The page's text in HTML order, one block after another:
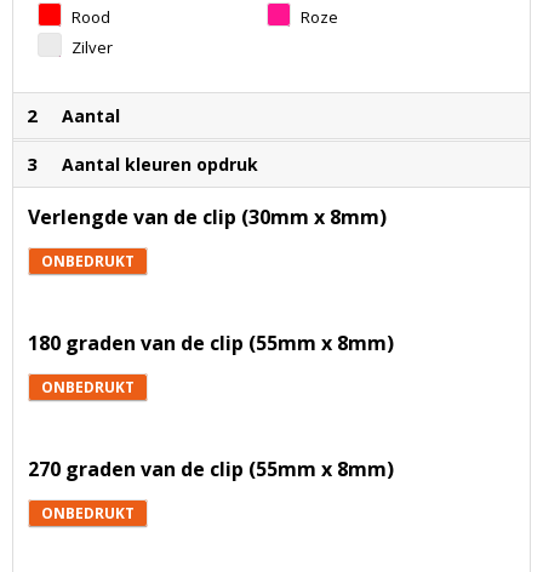
Rood
Roze
Zilver
2 Aantal
3 Aantal kleuren opdruk
Verlengde van de clip (30mm x 8mm)
ONBEDRUKT
180 graden van de clip (55mm x 8mm)
ONBEDRUKT
270 graden van de clip (55mm x 8mm)
ONBEDRUKT